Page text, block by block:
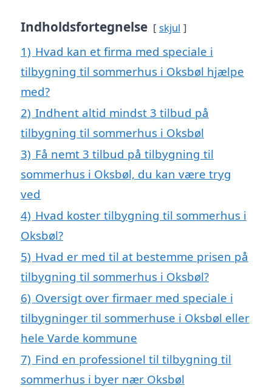
Indholdsfortegnelse skjul
1) Hvad kan et firma med speciale i
tilbygning til sommerhus i Oksbøl hjælpe
med?
2) Indhent altid mindst 3 tilbud på
tilbygning til sommerhus i Oksbøl
3) Få nemt 3 tilbud på tilbygning til
sommerhus i Oksbøl, du kan være tryg
ved
4) Hvad koster tilbygning til sommerhus i
Oksbøl?
5) Hvad er med til at bestemme prisen på
tilbygning til sommerhus i Oksbøl?
6) Oversigt over firmaer med speciale i
tilbygninger til sommerhuse i Oksbøl eller
hele Varde kommune
7) Find en professionel til tilbygning til
sommerhus i byer nær Oksbøl